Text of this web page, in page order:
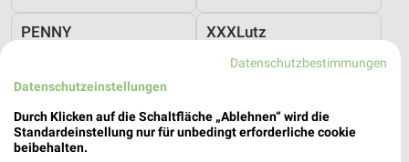
PENNY XXXLutz
Datenschutzbestimmungen
Datenschutzeinstellungen
Durch Klicken auf die Schaltfläche „Ablehnen“ wird die
Standardeinstellung nur für unbedingt erforderliche cookie
beibehalten.